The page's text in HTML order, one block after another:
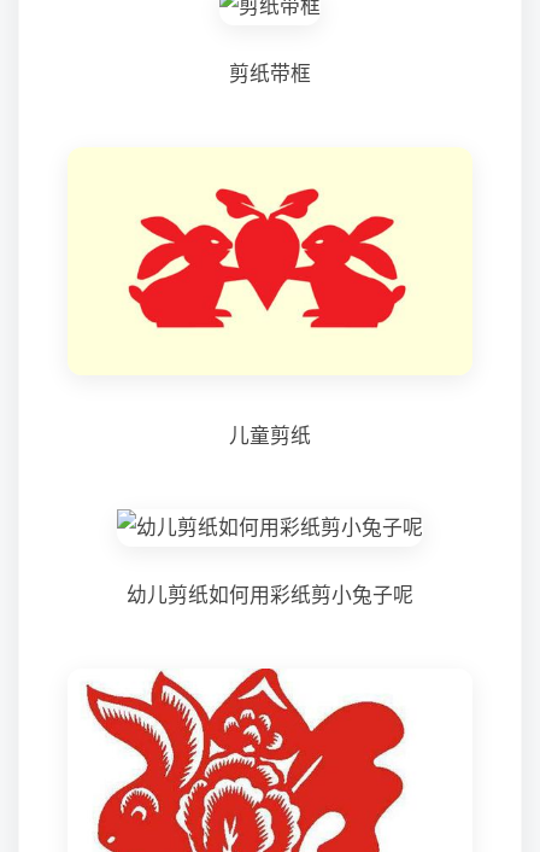
剪纸带框
儿童剪纸
幼儿剪纸如何用彩纸剪小兔子呢